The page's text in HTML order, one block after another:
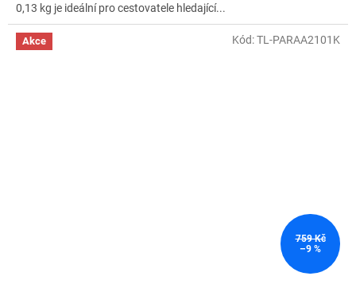
0,13 kg je ideální pro cestovatele hledající...
Akce
759 Kč
–9 %
Kód:TL-PARAA2101K